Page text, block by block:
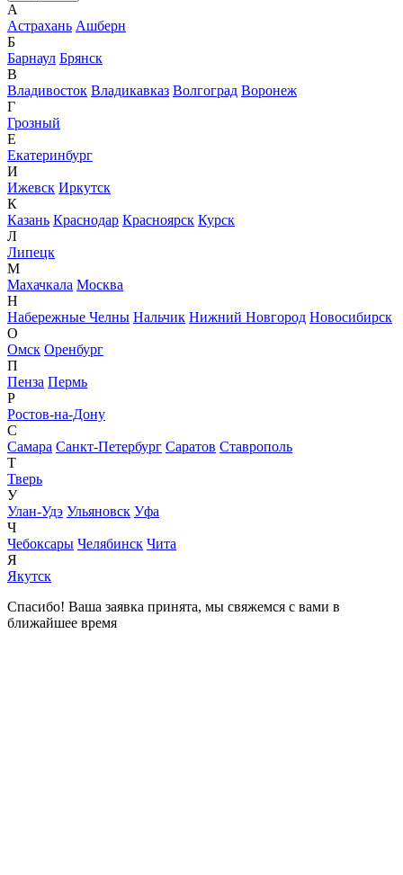
А
Астрахань Ашберн
Б
Барнаул Брянск
В
Владивосток Владикавказ Волгоград Воронеж
Г
Грозный
Е
Екатеринбург
И
Ижевск Иркутск
К
Казань Краснодар Красноярск Курск
Л
Липецк
М
Махачкала Москва
Н
Набережные Челны Нальчик Нижний Новгород Новосибирск
О
Омск Оренбург
П
Пенза Пермь
Р
Ростов-на-Дону
С
Самара Санкт-Петербург Саратов Ставрополь
Т
Тверь
У
Улан-Удэ Ульяновск Уфа
Ч
Чебоксары Челябинск Чита
Я
Якутск
Спасибо! Ваша заявка принята, мы свяжемся с вами в
ближайшее время